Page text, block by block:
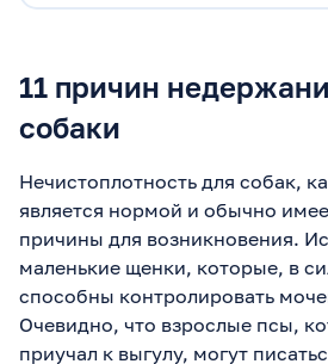
11 причин
собаки
Нечистоплотность для собак,
является нормой и обычно
причины для возникновения.
маленькие щенки, которые, в
способны контролировать
Очевидно, что взрослые псы,
приучал к выгулу, могут